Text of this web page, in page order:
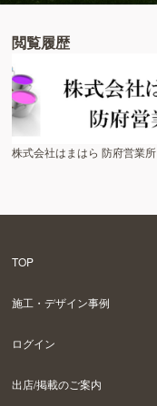
閲覧履歴
株式会社はまはら 防府営業所
TOP
施工・デザイン事例
ログイン
出店/掲載のご案内